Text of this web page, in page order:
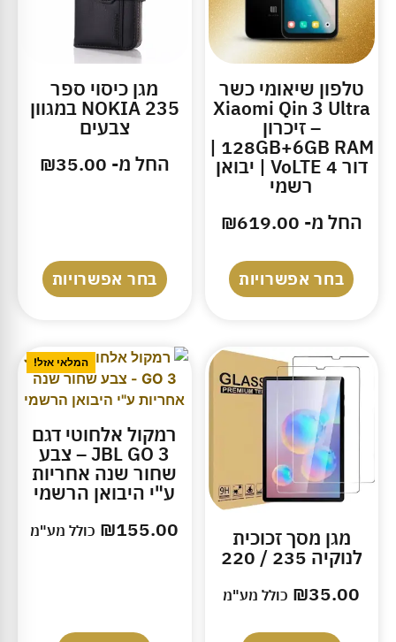
טלפון שיאומי כשר
Xiaomi Qin 3 Ultra
– זיכרון
128GB+6GB RAM |
דור 4 VoLTE | יבואן
רשמי
החל מ-
₪619.00
בחר אפשרויות
מגן כיסוי ספר
NOKIA 235 במגוון
צבעים
החל מ-
₪35.00
בחר אפשרויות
מגן מסך זכוכית
לנוקיה 235 / 220
₪35.00 כולל מע"מ
המלאי אזל!
רמקול אלחוטי דגם
JBL GO 3 – צבע
שחור שנה אחריות
ע"י היבואן הרשמי
₪155.00 כולל מע"מ